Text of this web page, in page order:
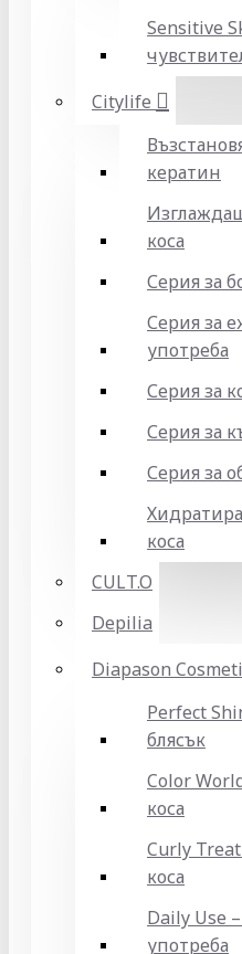
Sensitive
Citylife
кератин
коса
Серия за
Серия за
употреба
Серия за
Серия за
Серия за
коса
CULT.O
Depilia
Diapason
Perfect
блясък
Color
коса
Curly
коса
Daily Use
употреба